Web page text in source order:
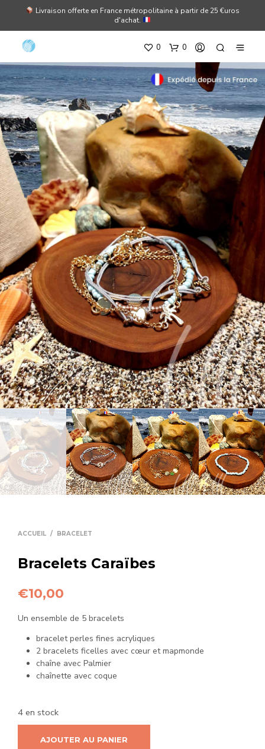
Livraison offerte en France métropolitaine à partir de 25 €uros
d'achat.
0 0
ACCUEIL / BRACELET
Bracelets Caraïbes
€10,00
Un ensemble de 5 bracelets
bracelet perles fines acryliques
2 bracelets ficelles avec cœur et mapmonde
chaîne avec Palmier
chaînette avec coque
4 en stock
AJOUTER AU PANIER